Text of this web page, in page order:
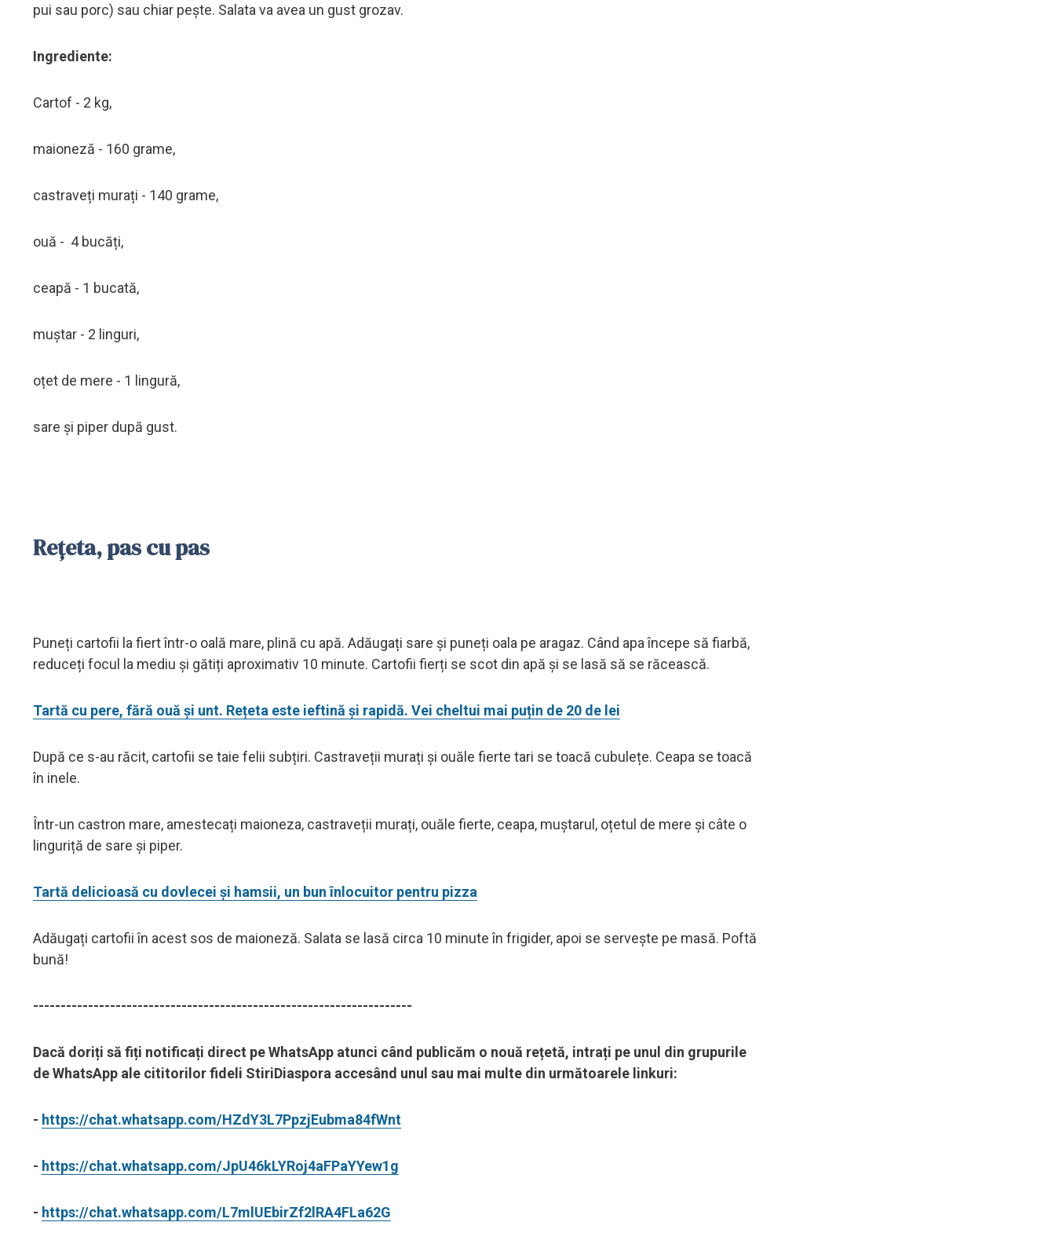
pui sau porc) sau chiar pește. Salata va avea un gust grozav.
Ingrediente:
Cartof - 2 kg,
maioneză - 160 grame,
castraveți murați - 140 grame,
ouă - 4 bucăți,
ceapă - 1 bucată,
muştar - 2 linguri,
oțet de mere - 1 lingură,
sare și piper după gust.
Rețeta, pas cu pas
Puneți cartofii la fiert într-o oală mare, plină cu apă. Adăugați sare și puneți oala pe aragaz. Când apa începe să fiarbă,
reduceți focul la mediu și gătiți aproximativ 10 minute. Cartofii fierți se scot din apă și se lasă să se răcească.
Tartă cu pere, fără ouă și unt. Rețeta este ieftină și rapidă. Vei cheltui mai puțin de 20 de lei
După ce s-au răcit, cartofii se taie felii subțiri. Castraveții murați și ouăle fierte tari se toacă cubulețe. Ceapa se toacă
în inele.
Într-un castron mare, amestecați maioneza, castraveții murați, ouăle fierte, ceapa, muștarul, oțetul de mere și câte o
linguriță de sare și piper.
Tartă delicioasă cu dovlecei și hamsii, un bun înlocuitor pentru pizza
Adăugați cartofii în acest sos de maioneză. Salata se lasă circa 10 minute în frigider, apoi se servește pe masă. Poftă
bună!
---------------------------------------------------------------------
Dacă doriți să fiți notificați direct pe WhatsApp atunci când publicăm o nouă rețetă, intrați pe unul din grupurile
de WhatsApp ale cititorilor fideli StiriDiaspora accesând unul sau mai multe din următoarele linkuri:
- https://chat.whatsapp.com/HZdY3L7PpzjEubma84fWnt
- https://chat.whatsapp.com/JpU46kLYRoj4aFPaYYew1g
- https://chat.whatsapp.com/L7mlUEbirZf2lRA4FLa62G